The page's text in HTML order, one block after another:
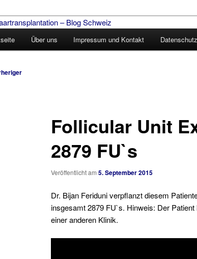
Feriduni
Resultate, Bilder
Über uns Impressum und Kontakt
Follicular Unit
2879 FU`s
Veröffentlicht am 5. September 2015
Dr. Bijan Feriduni verpflanzt diesem
insgesamt 2879 FU`s. Hinweis: Der
einer anderen Klinik.